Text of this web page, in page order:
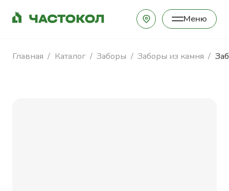
Меню
Закрыть
Главная Каталог Заборы Заборы из камня